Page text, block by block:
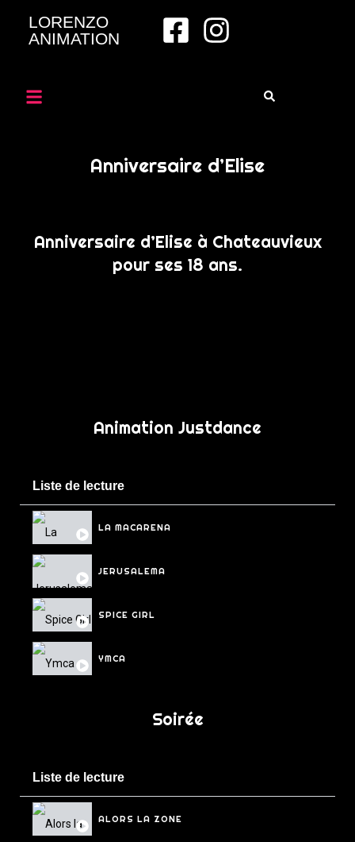
LORENZO
ANIMATION
Anniversaire d’Elise
Anniversaire d’Elise à Chateauvieux
pour ses 18 ans.
Animation Justdance
Liste de lecture
LA MACARENA
JERUSALEMA
SPICE GIRL
YMCA
Soirée
Liste de lecture
ALORS LA ZONE